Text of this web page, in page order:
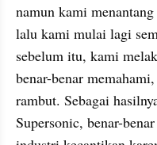
namun kami
lalu kami mulai lagi
sebelum itu, kami
benar-benar
rambut. Sebagai
Supersonic, benar-